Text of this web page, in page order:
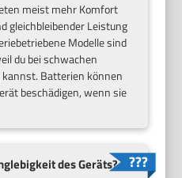
meist mehr Komfort
gleichbleibender Leistung
Modelle sind
du bei schwachen
Batterien können
beschädigen, wenn sie
des Geräts?